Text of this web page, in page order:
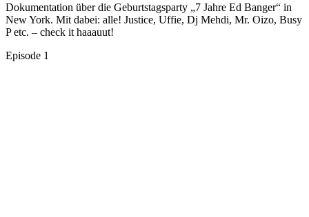
Dokumentation über die Geburtstagsparty „7 Jahre Ed Banger“ in
New York. Mit dabei: alle! Justice, Uffie, Dj Mehdi, Mr. Oizo, Busy
P etc. – check it haaauut!
Episode 1